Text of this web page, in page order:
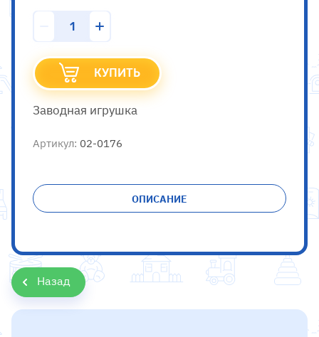
КУПИТЬ
Заводная игрушка
Артикул: 02-0176
ОПИСАНИЕ
Назад